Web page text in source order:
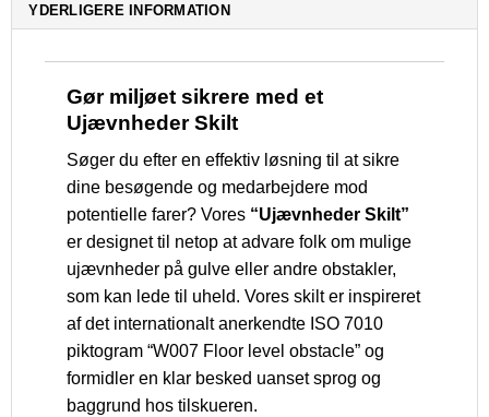
YDERLIGERE INFORMATION
Gør miljøet sikrere med et
Ujævnheder Skilt
Søger du efter en effektiv løsning til at sikre
dine besøgende og medarbejdere mod
potentielle farer? Vores “Ujævnheder Skilt”
er designet til netop at advare folk om mulige
ujævnheder på gulve eller andre obstakler,
som kan lede til uheld. Vores skilt er inspireret
af det internationalt anerkendte ISO 7010
piktogram “W007 Floor level obstacle” og
formidler en klar besked uanset sprog og
baggrund hos tilskueren.